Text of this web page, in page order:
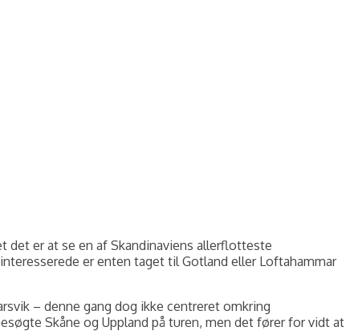
er at se en af Skandinaviens allerflotteste
er enten taget til Gotland eller Loftahammar
– denne gang dog ikke centreret omkring
Skåne og Uppland på turen, men det fører for vidt at